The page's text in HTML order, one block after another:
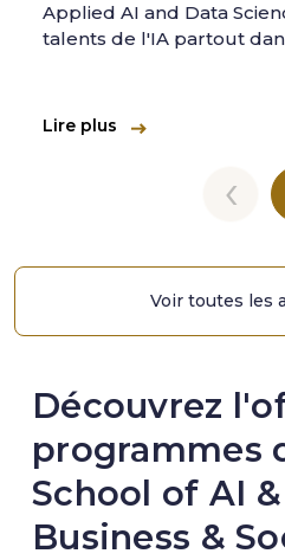
Applied AI and Data
talents de l'IA partout
Lire plus
‹
Voir toutes les
Découvrez
programmes
School of AI
Business &